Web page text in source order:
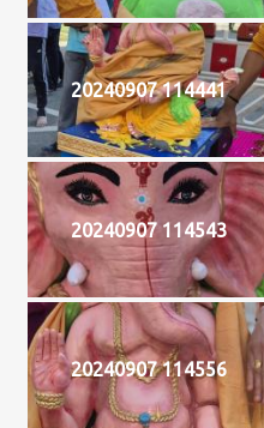
20240907 114441
20240907 114543
20240907 114556